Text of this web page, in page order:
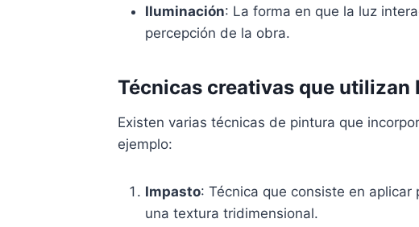
Iluminación: La forma en que la luz
percepción de la obra.
Técnicas creativas que utilizan
Existen varias técnicas de pintura que
ejemplo:
Impasto: Técnica que consiste en
una textura tridimensional.